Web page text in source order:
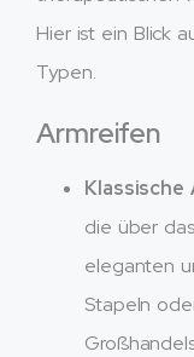
Hier ist ein Blick
Typen.
Armreifen
Klassische
die über
eleganten
Stapeln